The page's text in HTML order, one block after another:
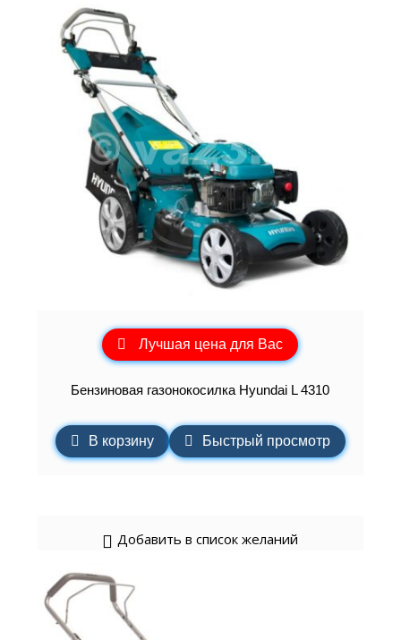
Лучшая цена для Вас
Бензиновая газонокосилка Hyundai L 4310
В корзину Быстрый просмотр
Добавить в список желаний